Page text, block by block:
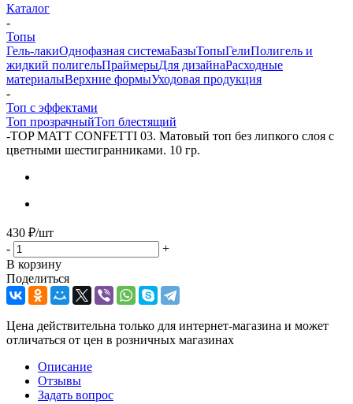
Каталог
-
Топы
Гель-лакиОднофазная системаБазыТопыГелиПолигель и
жидкий полигельПраймерыДля дизайнаРасходные
материалыВерхние формыУходовая продукция
-
Топ с эффектами
Топ прозрачныйТоп блестящий
-ТОP MATT CONFETTI 03. Матовый топ без липкого слоя с
цветными шестигранниками. 10 гр.
430 ₽/шт
-
+
В корзину
Поделиться
Цена действительна только для интернет-магазина и может
отличаться от цен в розничных магазинах
Описание
Отзывы
Задать вопрос